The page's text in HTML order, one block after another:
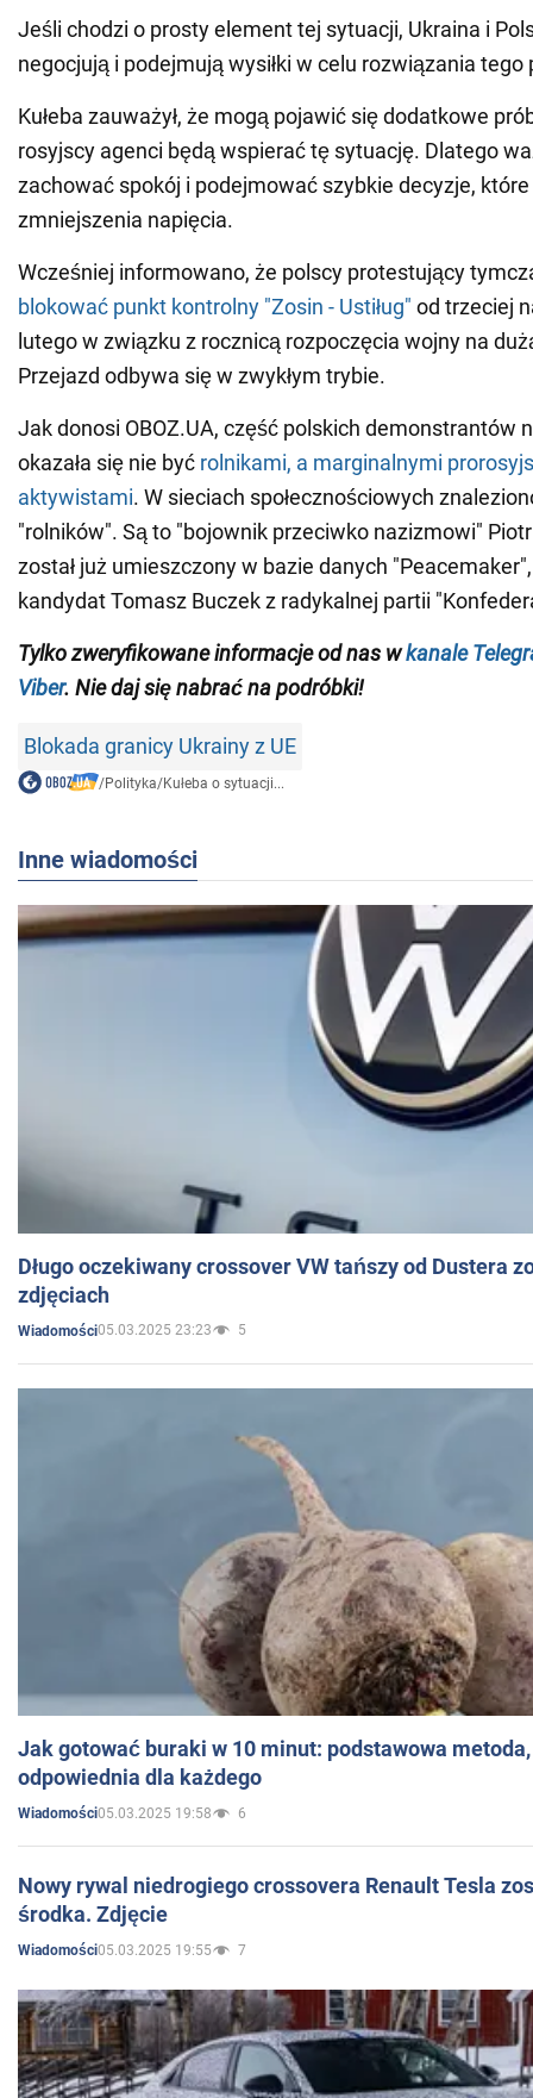
Jeśli chodzi o prosty element tej sytuacji, Ukraina i
negocjują i podejmują wysiłki w celu rozwiązania tego
Kułeba zauważył, że mogą pojawić się dodatkowe
rosyjscy agenci będą wspierać tę sytuację. Dlatego
zachować spokój i podejmować szybkie decyzje,
zmniejszenia napięcia.
Wcześniej informowano, że polscy protestujący
blokować punkt kontrolny "Zosin - Ustiług" od trzeciej
lutego w związku z rocznicą rozpoczęcia wojny na
Przejazd odbywa się w zwykłym trybie.
Jak donosi OBOZ.UA, część polskich demonstrantów
okazała się nie być rolnikami, a marginalnymi
aktywistami. W sieciach społecznościowych
"rolników". Są to "bojownik przeciwko nazizmowi"
został już umieszczony w bazie danych "Peacemaker",
kandydat Tomasz Buczek z radykalnej partii
Tylko zweryfikowane informacje od nas wkanale
Viber. Nie daj się nabrać na podróbki!
Blokada granicy Ukrainy z UE
/Polityka/Kułeba o sytuacji...
Inne wiadomości
Długo oczekiwany crossover VW tańszy od Dustera
zdjęciach
Wiadomości05.03.2025 23:23 5
Jak gotować buraki w 10 minut: podstawowa
odpowiednia dla każdego
Wiadomości05.03.2025 19:58 6
Nowy rywal niedrogiego crossovera Renault Tesla
środka. Zdjęcie
Wiadomości05.03.2025 19:55 7